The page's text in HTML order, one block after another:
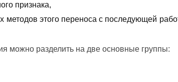
признака,
методов этого переноса с последующей
можно разделить на две основные группы: